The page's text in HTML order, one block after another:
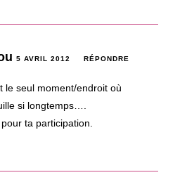
5 AVRIL 2012 RÉPONDRE
le seul moment/endroit où
si longtemps….
ta participation.